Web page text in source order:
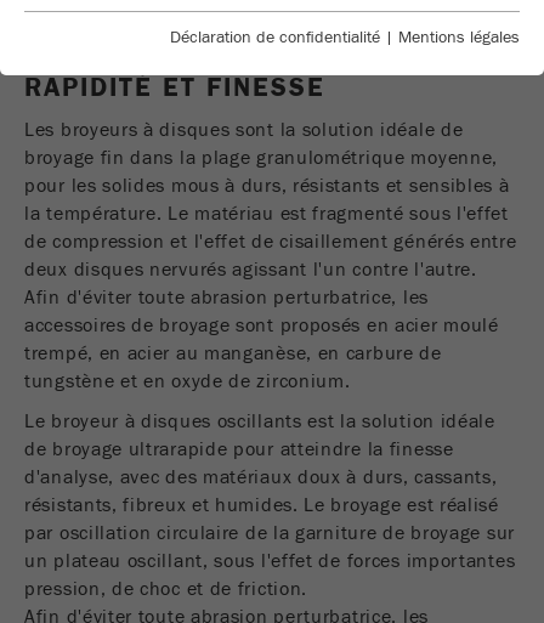
Des cookies essentiels sont requis pour les fonctions de base
Fournisseur TYPO3
Objectif
Ce cookie est un cookie de session standard
de TYPO3. Il enregistre les données d'accès
saisies pour une zone fermée lorsqu'un
utilisateur se connecte.
Cycle de vie
des cookies
Fin de session
Nom be_typo_user
Fournisseur TYPO3
Objectif
Ce cookie indique au site Web si un visiteur
est connecté au Backend Typo3 et a les droits
pour le gérer.
Statistiques et performances
Fournisseur google
Objectif
Dans ce cookie, les informations principales
sont stockées pour suivre les visiteurs. Dans
ce cookie, un identifiant unique de visiteur, la
date et l'heure de la première visite, l'heure
de début de la visite active et le nombre de
tous les visiteurs qu'un visiteur unique a fait
Cycle de vie
des cookies
2 ans
Afficher les informations sur les cookies
Déclaration de confidentialité | Mentions légales
USA Headquarters
Walter De Oliveira
FRITSCH GmbH - Milling and Sizing
USA Headquarters
Melissa Fauth
FRITSCH Milling and Sizing, Inc.
Jeff Scott
FRITSCH Milling and Sizing, Inc.
RAPIDITÉ ET FINESSE
Les broyeurs à disques sont la solution idéale de
broyage fin dans la plage granulométrique moyenne,
pour les solides mous à durs, résistants et sensibles à
la température. Le matériau est fragmenté sous l'effet
de compression et l'effet de cisaillement générés entre
deux disques nervurés agissant l'un contre l'autre.
Afin d'éviter toute abrasion perturbatrice, les
accessoires de broyage sont proposés en acier moulé
trempé, en acier au manganèse, en carbure de
tungstène et en oxyde de zirconium.
Le broyeur à disques oscillants est la solution idéale
de broyage ultrarapide pour atteindre la finesse
d'analyse, avec des matériaux doux à durs, cassants,
résistants, fibreux et humides. Le broyage est réalisé
par oscillation circulaire de la garniture de broyage sur
un plateau oscillant, sous l'effet de forces importantes
pression, de choc et de friction.
Afin d'éviter toute abrasion perturbatrice, les